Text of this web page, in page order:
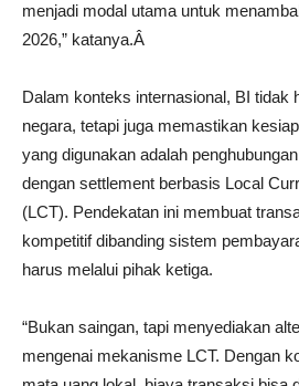
menjadi modal utama untuk
2026,” katanya.Â
Dalam konteks internasional, BI tidak
negara, tetapi juga memastikan
yang digunakan adalah
dengan settlement berbasis Local
(LCT). Pendekatan ini membuat
kompetitif dibanding sistem
harus melalui pihak ketiga.
“Bukan saingan, tapi menyediakan
mengenai mekanisme LCT. Dengan